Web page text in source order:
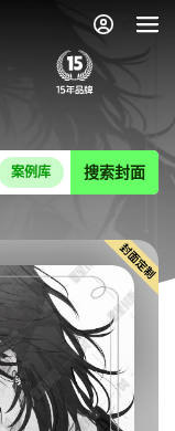
案例库 搜索封面